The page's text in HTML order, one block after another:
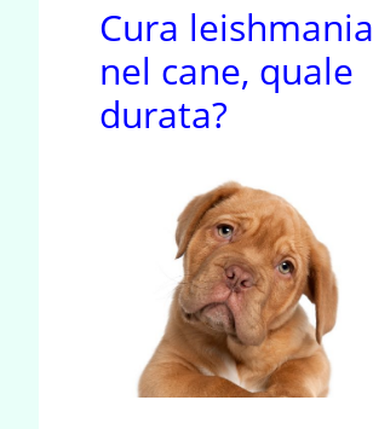
Cura leishmania
nel cane, quale
durata?